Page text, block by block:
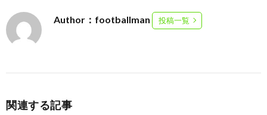
Author：footballman 投稿一覧
関連する記事